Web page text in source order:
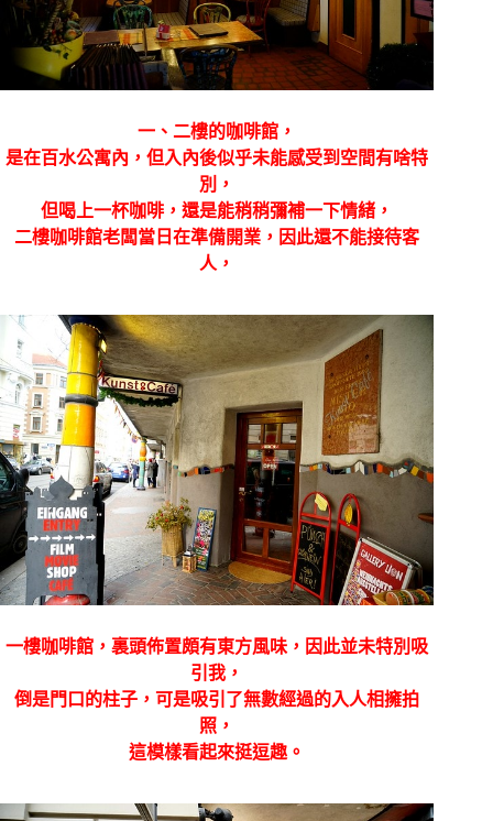
一、二樓的咖啡館，
是在百水公寓內，但入內後似乎未能感受到空間有啥特
別，
但喝上一杯咖啡，還是能稍稍彌補一下情緒，
二樓咖啡館老闆當日在準備開業，因此還不能接待客
人，
一樓咖啡館，裏頭佈置頗有東方風味，因此並未特別吸
引我，
倒是門口的柱子，可是吸引了無數經過的入人相擁拍
照，
這模樣看起來挺逗趣。